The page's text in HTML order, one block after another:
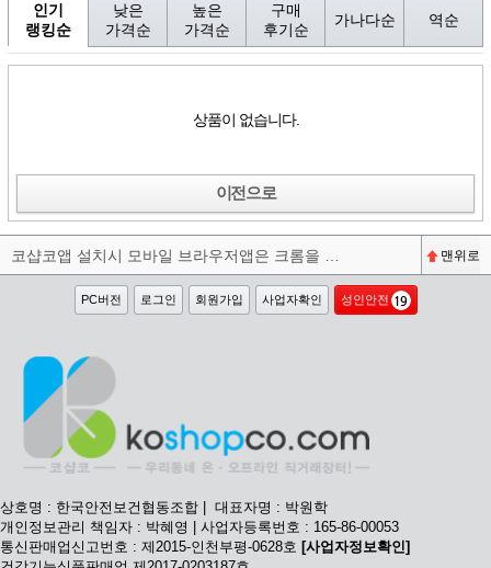
인기
랭킹순
낮은
가격순
높은
가격순
구매
후기순
가나다순 역순
상품이 없습니다.
이전으로
코샵코앱 설치시 모바일 브라우저앱은 크롬을 권장합니다^^ 맨위로
PC버전 로그인 회원가입 사업자확인 성인안전
상호명 : 한국안전보건협동조합 | 대표자명 : 박원학
개인정보관리 책임자 : 박혜영 | 사업자등록번호 : 165-86-00053
통신판매업신고번호 : 제2015-인천부평-0628호 [사업자정보확인]